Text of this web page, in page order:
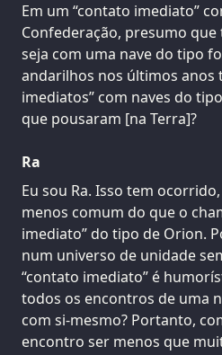
Em um “contato imediato”
Confederação, presumo que
seja com uma nave do tipo
andarilhos nos últimos anos
imediatos” com naves do
que pousaram [na Terra]?
Ra
Eu sou Ra. Isso tem
menos comum do que o
imediato” do tipo de Orion.
num universo de unidade
“contato imediato” é
todos os encontros de uma
com si-mesmo? Portanto,
encontro ser menos que